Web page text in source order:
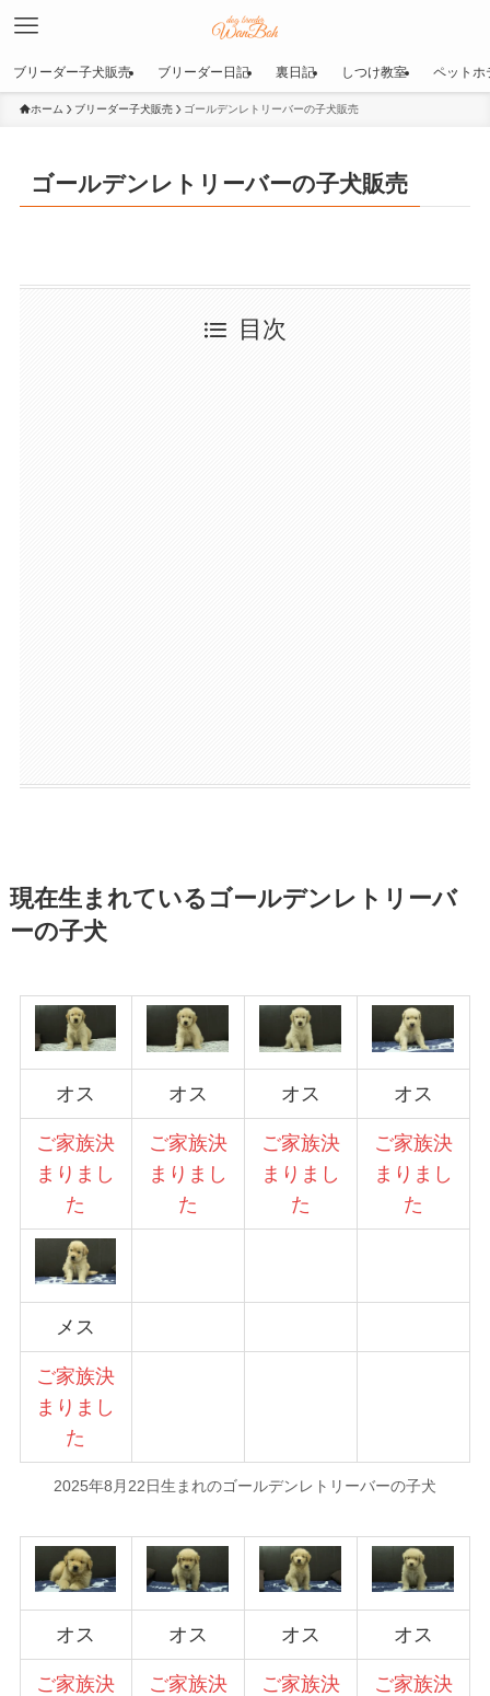
ブリーダー子犬販売 ブリーダー日記 裏日記 しつけ教室 ペットホ
ホーム ブリーダー子犬販売 ゴールデンレトリーバーの子犬販売
ゴールデンレトリーバーの子犬販売
目次
現在生まれているゴールデンレトリーバ
ーの子犬
オス オス オス オス
ご家族決
まりまし
た
ご家族決
まりまし
た
ご家族決
まりまし
た
ご家族決
まりまし
た
メス
ご家族決
まりまし
た
2025年8月22日生まれのゴールデンレトリーバーの子犬
オス オス オス オス
ご家族決
ご家族決
ご家族決
ご家族決